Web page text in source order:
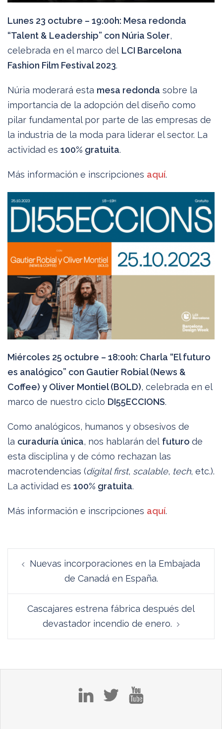
Lunes 23 octubre – 19:00h: Mesa redonda
“Talent & Leadership” con Núria Soler,
celebrada en el marco del LCI Barcelona
Fashion Film Festival 2023.
Núria moderará esta mesa redonda sobre la
importancia de la adopción del diseño como
pilar fundamental por parte de las empresas de
la industria de la moda para liderar el sector. La
actividad es 100% gratuita.
Más información e inscripciones aquí.
Miércoles 25 octubre – 18:00h: Charla “El futuro
es analógico” con Gautier Robial (News &
Coffee) y Oliver Montiel (BOLD), celebrada en el
marco de nuestro ciclo DI55ECCIONS.
Como analógicos, humanos y obsesivos de
la curaduría única, nos hablarán del futuro de
esta disciplina y de cómo rechazan las
macrotendencias (digital first, scalable, tech, etc.).
La actividad es 100% gratuita.
Más información e inscripciones aquí.
de
entradas
Nuevas incorporaciones en la Embajada
de Canadá en España.
Cascajares estrena fábrica después del
devastador incendio de enero.